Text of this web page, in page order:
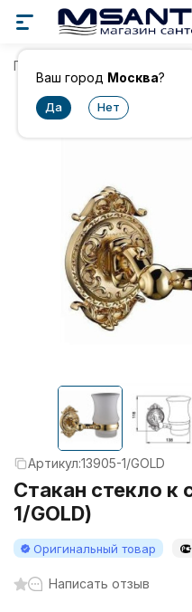
Ваш город Москва?
Главная Аксессуары
Артикул:13905-1/GOLD
Стакан стекло к
1/GOLD)
Оригинальный товар
Написать отзыв